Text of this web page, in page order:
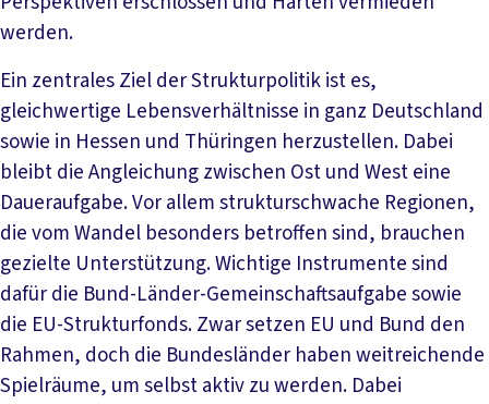
werden.
Ein zentrales Ziel der Strukturpolitik ist es,
gleichwertige Lebensverhältnisse in ganz Deutschland
sowie in Hessen und Thüringen herzustellen. Dabei
bleibt die Angleichung zwischen Ost und West eine
Daueraufgabe. Vor allem strukturschwache Regionen,
die vom Wandel besonders betroffen sind, brauchen
gezielte Unterstützung. Wichtige Instrumente sind
dafür die Bund-Länder-Gemeinschaftsaufgabe sowie
die EU-Strukturfonds. Zwar setzen EU und Bund den
Rahmen, doch die Bundesländer haben weitreichende
Spielräume, um selbst aktiv zu werden. Dabei